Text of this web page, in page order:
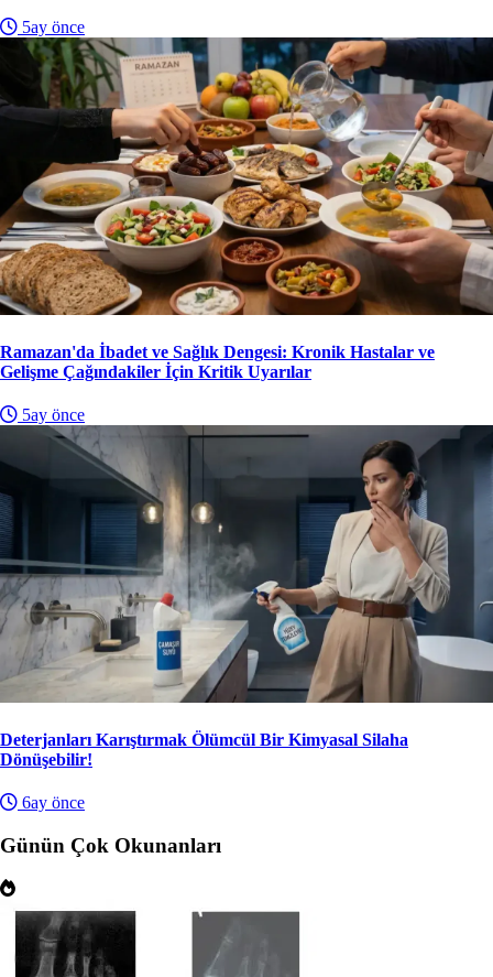
5ay önce
Ramazan'da İbadet ve Sağlık Dengesi: Kronik Hastalar ve
Gelişme Çağındakiler İçin Kritik Uyarılar
5ay önce
Deterjanları Karıştırmak Ölümcül Bir Kimyasal Silaha
Dönüşebilir!
6ay önce
Günün Çok Okunanları